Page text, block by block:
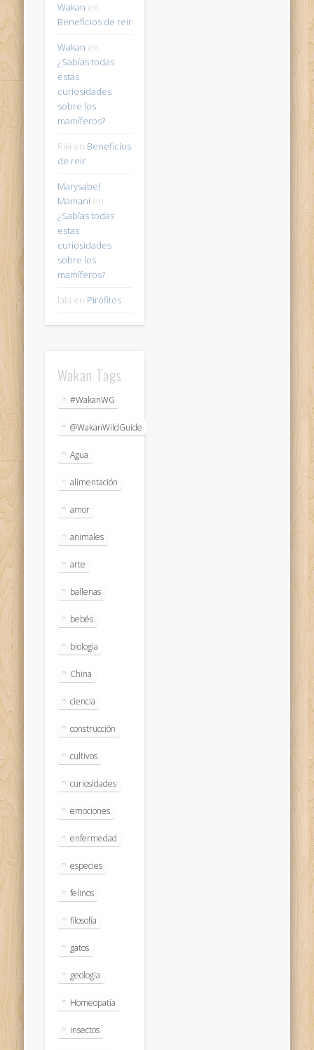
Wakan en
Beneficios de reir
Wakan en
¿Sabías todas
estas
curiosidades
sobre los
mamíferos?
Riki en Beneficios
de reir
Marysabel
Mamani en
¿Sabías todas
estas
curiosidades
sobre los
mamíferos?
lala en Pirófitos
Wakan Tags
#WakanWG
@WakanWildGuide
Agua
alimentación
amor
animales
arte
ballenas
bebés
biologia
China
ciencia
construcción
cultivos
curiosidades
emociones
enfermedad
especies
felinos
filosofía
gatos
geologia
Homeopatía
insectos